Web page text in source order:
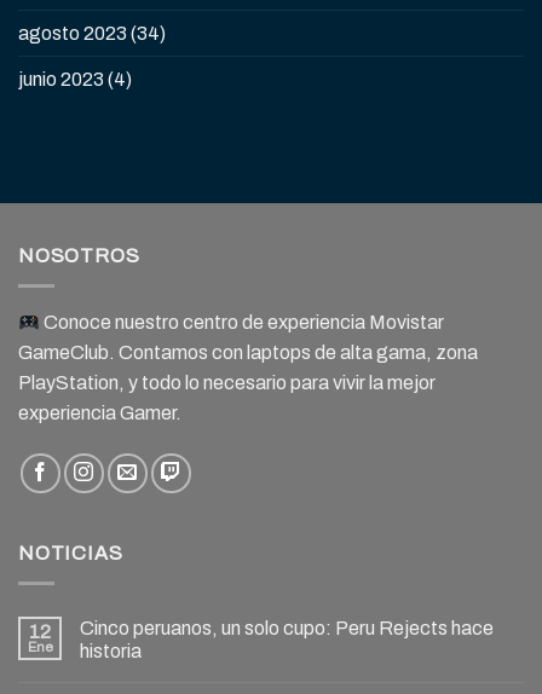
agosto 2023 (34)
junio 2023 (4)
NOSOTROS
Conoce nuestro centro de experiencia Movistar
GameClub. Contamos con laptops de alta gama, zona
PlayStation, y todo lo necesario para vivir la mejor
experiencia Gamer.
NOTICIAS
12
Ene
Cinco peruanos, un solo cupo: Peru Rejects hace
historia